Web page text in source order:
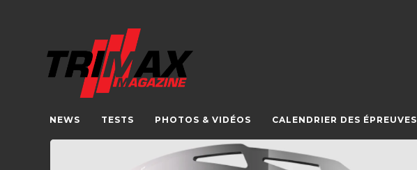
NEWS TESTS PHOTOS & VIDÉOS CALENDRIER DES ÉPREUVES